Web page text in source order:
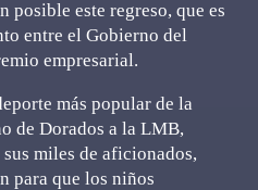
posible este regreso, que es
entre el Gobierno del
empresarial.
más popular de la
de Dorados a la LMB,
miles de aficionados,
para que los niños